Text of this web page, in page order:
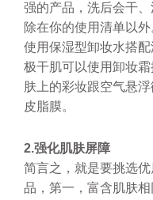
强的产品，洗后会干
除在你的使用清单以
使用保湿型卸妆水搭
极干肌可以使用卸妆
肤上的彩妆跟空气悬
皮脂膜。
2.强化肌肤屏障
简言之，就是要挑选
品，第一，富含肌肤